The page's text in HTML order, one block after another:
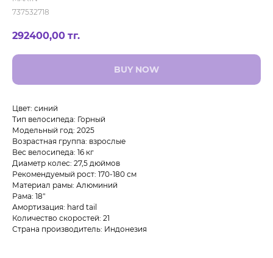
737532718
292400,00 тг.
BUY NOW
Цвет: синий
Тип велосипеда: Горный
Модельный год: 2025
Возрастная группа: взрослые
Вес велосипеда: 16 кг
Диаметр колес: 27,5 дюймов
Рекомендуемый рост: 170-180 см
Материал рамы: Алюминий
Рама: 18"
Амортизация: hard tail
Количество скоростей: 21
Страна производитель: Индонезия